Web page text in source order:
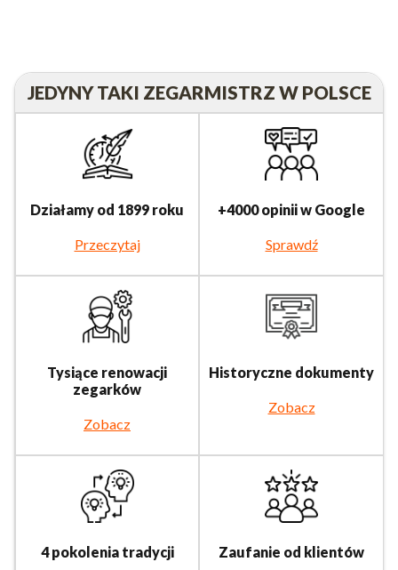
JEDYNY TAKI ZEGARMISTRZ W POLSCE
Działamy od 1899 roku
Przeczytaj
+4000 opinii w Google
Sprawdź
Tysiące renowacji
zegarków
Zobacz
Historyczne dokumenty
Zobacz
4 pokolenia tradycji Zaufanie od klientów